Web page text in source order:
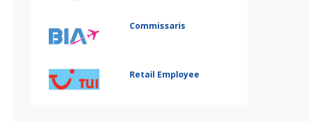
Commissaris
Retail Employee